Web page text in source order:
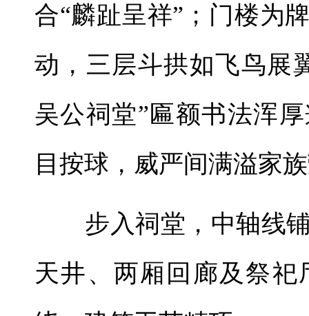
合“麟趾呈祥”；门楼为
动，三层斗拱如飞鸟展
吴公祠堂”匾额书法浑
目按球，威严间满溢家
步入祠堂，中轴线铺
天井、两厢回廊及祭